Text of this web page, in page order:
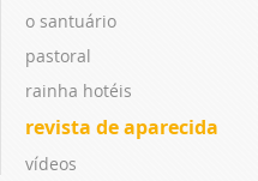
o santuário
pastoral
rainha hotéis
revista de aparecida
vídeos